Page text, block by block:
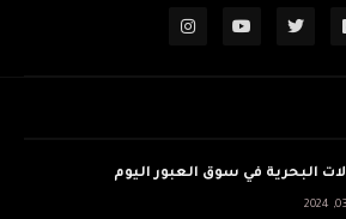
البحرية في سوق العبور اليوم